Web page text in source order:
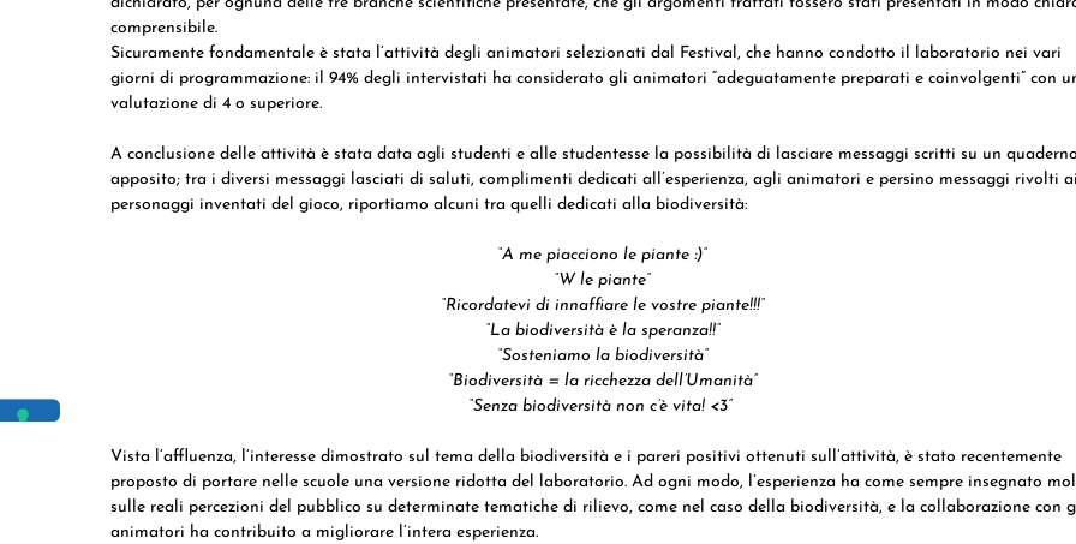
comprensibile.
Sicuramente fondamentale è stata l’attività degli animatori selezionati dal Festival, che hanno condotto il laboratorio nei vari
giorni di programmazione: il 94% degli intervistati ha considerato gli animatori “adeguatamente preparati e coinvolgenti” con
valutazione di 4 o superiore.
A conclusione delle attività è stata data agli studenti e alle studentesse la possibilità di lasciare messaggi scritti su un quaderno
apposito; tra i diversi messaggi lasciati di saluti, complimenti dedicati all’esperienza, agli animatori e persino messaggi rivolti ai
personaggi inventati del gioco, riportiamo alcuni tra quelli dedicati alla biodiversità:
“A me piacciono le piante :)”
“W le piante”
“Ricordatevi di innaffiare le vostre piante!!!”
“La biodiversità è la speranza!!”
“Sosteniamo la biodiversità”
“Biodiversità = la ricchezza dell’Umanità”
“Senza biodiversità non c’è vita! <3”
Vista l’affluenza, l’interesse dimostrato sul tema della biodiversità e i pareri positivi ottenuti sull’attività, è stato recentemente
proposto di portare nelle scuole una versione ridotta del laboratorio. Ad ogni modo, l’esperienza ha come sempre insegnato
sulle reali percezioni del pubblico su determinate tematiche di rilievo, come nel caso della biodiversità, e la collaborazione con
animatori ha contribuito a migliorare l’intera esperienza.